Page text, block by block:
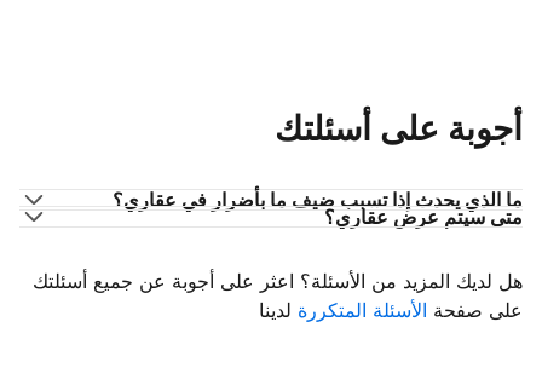
أجوبة على أسئلتك
ما الذي يحدث إذا تسبب ضيف ما بأضرار في عقاري؟
متى سيتم عرض عقاري؟
هل لديك المزيد من الأسئلة؟ اعثر على أجوبة عن جميع أسئلتك
على صفحة الأسئلة المتكررة لدينا